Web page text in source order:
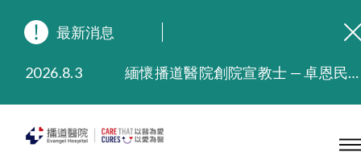
最新消息
2026.8.3
緬懷播道醫院創院宣教士 — 卓恩民醫生香港追思會
2025.9.23
本院在暴雨或颱風警告信號 (包括黑色暴雨及8號或以上熱帶氣旋警告信號) 下，仍會維持有限度服務。如有查詢，可致電2711 5222。